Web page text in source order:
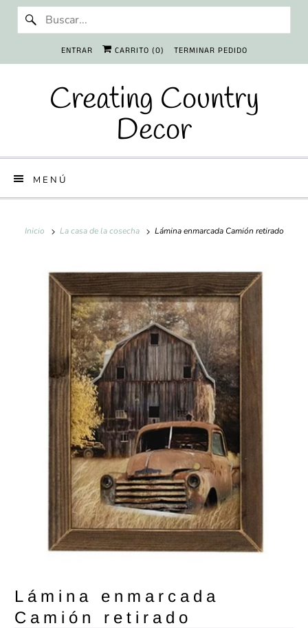
ENTRAR CARRITO (0) TERMINAR PEDIDO
Creating Country
Decor
MENÚ
Inicio La casa de la cosecha Lámina enmarcada Camión retirado
Lámina enmarcada
Camión retirado